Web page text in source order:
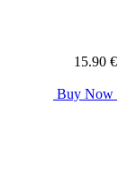
15.90 €
Buy Now